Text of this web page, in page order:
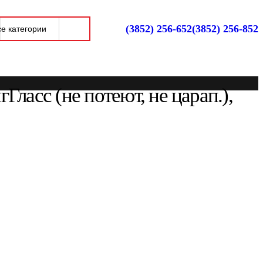
(3852) 256-652(3852) 256-852
(не потеют, не царап.),